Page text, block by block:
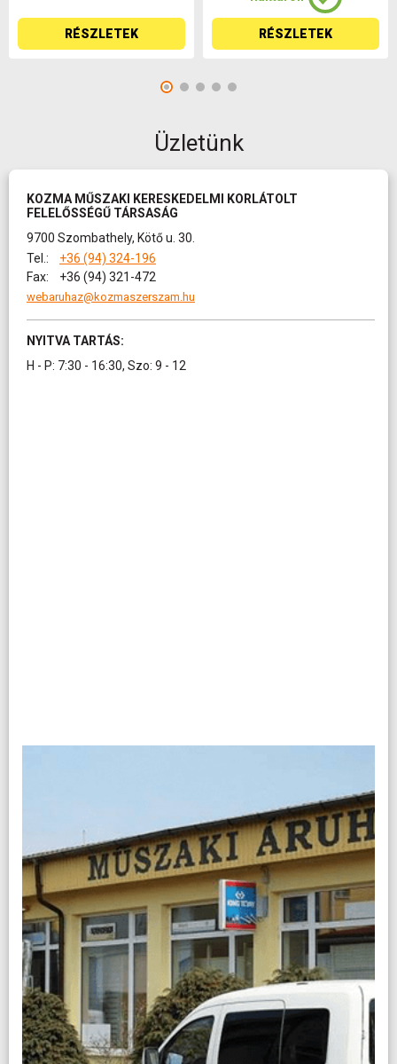
RÉSZLETEK RÉSZLETEK
Üzletünk
KOZMA MŰSZAKI KERESKEDELMI KORLÁTOLT
FELELŐSSÉGŰ TÁRSASÁG
9700 Szombathely, Kötő u. 30.
Tel.:
+36 (94) 324-196
Fax:
+36 (94) 321-472
webaruhaz@kozmaszerszam.hu
NYITVA TARTÁS:
H - P: 7:30 - 16:30, Szo: 9 - 12